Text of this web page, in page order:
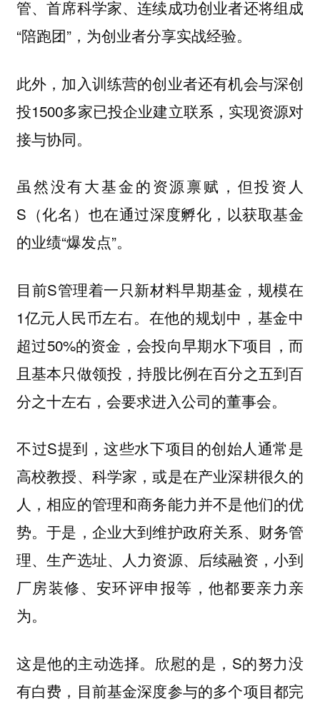
管、首席科学家、连续成功创业者还将组成
“陪跑团”，为创业者分享实战经验。
此外，加入训练营的创业者还有机会与深创
投1500多家已投企业建立联系，实现资源对
接与协同。
虽然没有大基金的资源禀赋，但投资人
S（化名）也在通过深度孵化，以获取基金
的业绩“爆发点”。
目前S管理着一只新材料早期基金，规模在
1亿元人民币左右。在他的规划中，基金中
超过50%的资金，会投向早期水下项目，而
且基本只做领投，持股比例在百分之五到百
分之十左右，会要求进入公司的董事会。
不过S提到，这些水下项目的创始人通常是
高校教授、科学家，或是在产业深耕很久的
人，相应的管理和商务能力并不是他们的优
势。于是，企业大到维护政府关系、财务管
理、生产选址、人力资源、后续融资，小到
厂房装修、安环评申报等，他都要亲力亲
为。
这是他的主动选择。欣慰的是，S的努力没
有白费，目前基金深度参与的多个项目都完